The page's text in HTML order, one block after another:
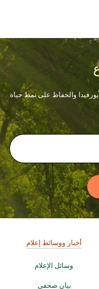
والحفاظ على نمط حياة
أخبار ووسائط إعلام
وسائل الإعلام
بيان صحفي